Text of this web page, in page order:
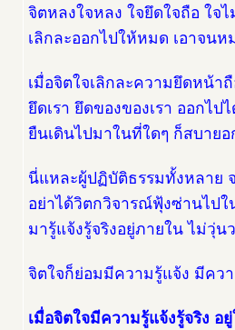
จิตหลงใจหลง ใจยึดใจถือ ใจ
เลิกละออกไปให้หมด เอาจนห
เมื่อจิตใจเลิกละความยึดหน้า
ยึดเรา ยึดของของเรา ออกไ
ยืนเดินไปมาในที่ใดๆ ก็สบาย
นี่แหละผู้ปฏิบัติธรรมทั้งหลาย
อย่าได้วิตกวิจารณ์ฟุ้งซ่านไปใ
มารู้แจ้งรู้จริงอยู่ภายใน ไม่วุ่น
จิตใจก็ย่อมมีความรู้แจ้ง มีคว
เมื่อจิตใจมีความรู้แจ้งรู้จริง